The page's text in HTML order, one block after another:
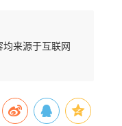
来源于互联网